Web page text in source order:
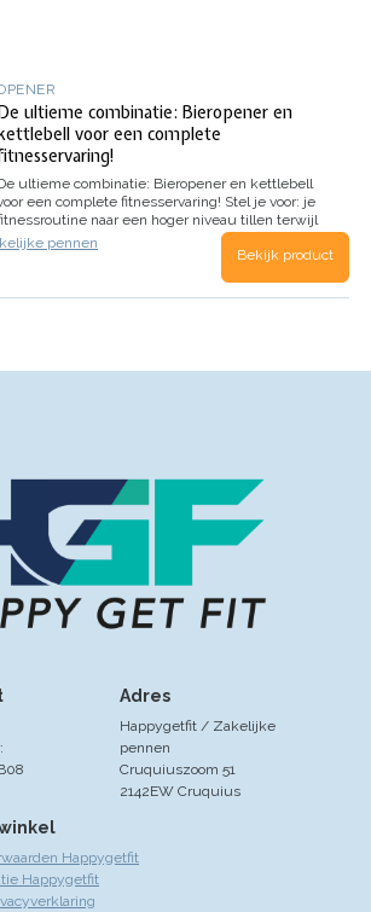
ultieme combinatie: Bieropener en
voor een complete
ultieme combinatie: Bieropener en kettlebell
een complete fitnesservaring! Stel je voor: je
naar een hoger niveau tillen terwijl
na afloop geniet van een verfrissend biertje.
pennen
Bekijk product
Happygetfit
Happygetfit
Adres
Happygetfit / Zakelijke
pennen
Cruquiuszoom 51
2142EW Cruquius